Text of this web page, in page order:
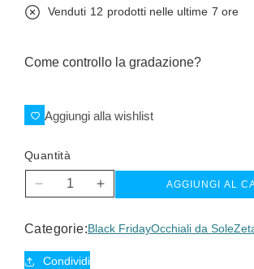
Venduti 12 prodotti nelle ultime 7 ore
Come controllo la gradazione?
Aggiungi alla wishlist
Quantità
Diminuisci
per
sun
Aumenta
per
AGGIUNGI AL
Categorie:Black FridayOcchiali da Sole
Condividi